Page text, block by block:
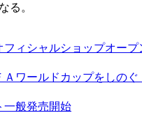
る。
ィシャルショップオープ
ワールドカップをしのぐ
一般発売開始